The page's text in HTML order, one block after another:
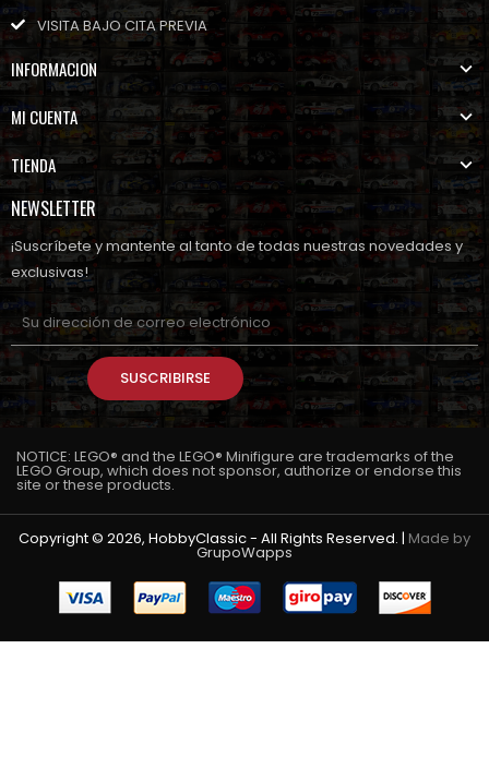
VISITA BAJO CITA PREVIA
INFORMACION
MI CUENTA
TIENDA
NEWSLETTER
¡Suscríbete y mantente al tanto de todas nuestras novedades y
exclusivas!
SUSCRIBIRSE
NOTICE: LEGO® and the LEGO® Minifigure are trademarks of the
LEGO Group, which does not sponsor, authorize or endorse this
site or these products.
Copyright © 2026, HobbyClassic - All Rights Reserved. | Made by
GrupoWapps